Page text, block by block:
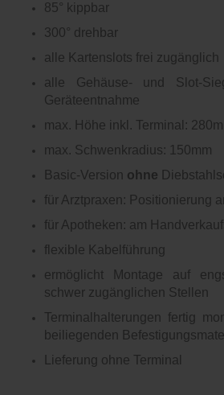
85° kippbar
300° drehbar
alle Kartenslots frei zugänglich
alle Gehäuse- und Slot-
Geräteentnahme
max. Höhe inkl. Terminal:
max. Schwenkradius: 150mm
Basic-Version ohne
für Arztpraxen: Positionierung
für Apotheken: am
flexible Kabelführung
ermöglicht Montage auf
schwer zugänglichen Stellen
Terminalhalterungen fertig
beiliegenden
Lieferung ohne Terminal